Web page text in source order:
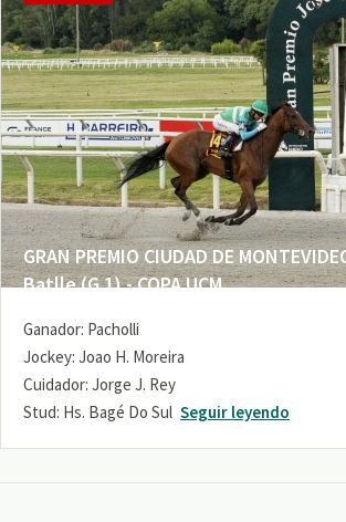
GRAN PREMIO CIUDAD DE
Batlle (G 1) - COPA UCM
Ganador: Pacholli
Jockey: Joao H. Moreira
Cuidador: Jorge J. Rey
Stud: Hs. Bagé Do Sul Seguir leyendo